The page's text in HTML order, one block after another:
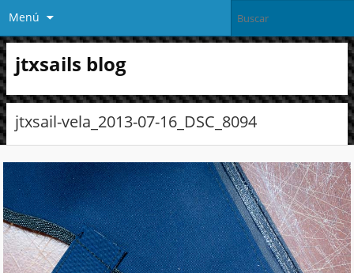
Menú
jtxsails blog
jtxsail-vela_2013-07-16_DSC_8094